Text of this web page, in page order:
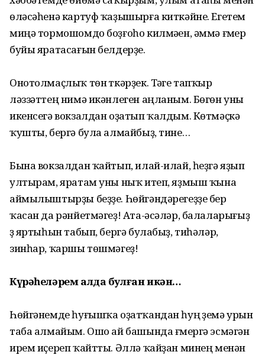
өләсәһенә картуф ҡаҙышырға киткәйне. Егетем
миңә тормошомдо боҙғоһо килмәүен, әммә ғүмер
буйы яратасағын белдерҙе.
Онотолмаҫлыҡ төн үткәрҙек. Тәүге тапҡыр
ләззәттең нимә икәнлеген аңланым. Бөгөн уны
икенсегә вокзалдан оҙатып ҡалдым. Көтмәҫкә
ҡушты, бергә була алмайбыҙ, тине…
Бына вокзалдан ҡайтып, илай-илай, һеҙгә яҙып
ултырам, яратам уны ныҡ итеп, яҙмыш ҡына
аймылыштырҙы беҙҙе. Һөйгәндәрегеҙҙе бер
ҡасан да рәнйетмәгеҙ! Ата-әсәләр, балаларығыҙ
үҙ яртыһын табып, бергә булабыҙ, тиһәләр,
зинһар, ҡаршы төшмәгеҙ!
Күрәһеләрем алда булған икән…
Һөйгәнемде һуғышҡа оҙатҡандан һуң үҙемә урын
таба алмайым. Ошо ай башында ғүмергә эсмәгән
ирем иҫереп ҡайтты. Әллә ҡайҙан минең менән